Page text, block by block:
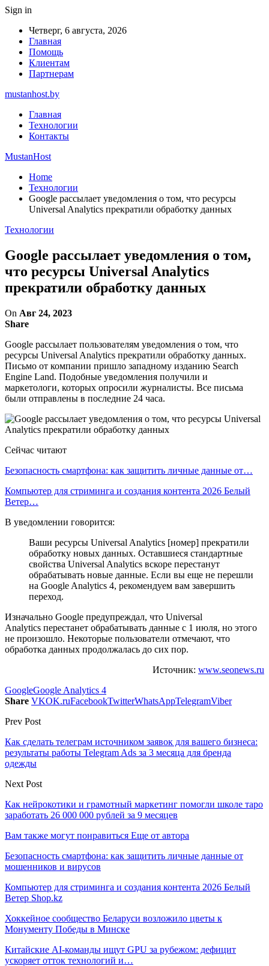
Sign in
Четверг, 6 августа, 2026
Главная
Помощь
Клиентам
Партнерам
mustanhost.by
Главная
Технологии
Контакты
MustanHost
Home
Технологии
Google рассылает уведомления о том, что ресурсы
Universal Analytics прекратили обработку данных
Технологии
Google рассылает уведомления о том,
что ресурсы Universal Analytics
прекратили обработку данных
On Авг 24, 2023
Share
Google рассылает пользователям уведомления о том, что
ресурсы Universal Analytics прекратили обработку данных.
Письмо от компании пришло западному изданию Search
Engine Land. Подобные уведомления получили и
маркетологи, которых опросили журналисты. Все письма
были отправлены в последние 24 часа.
Сейчас читают
Безопасность смартфона: как защитить личные данные от…
Компьютер для стриминга и создания контента 2026 Белый
Ветер…
В уведомлении говорится:
Ваши ресурсы Universal Analytics [номер] прекратили
обработку новых данных. Оставшиеся стандартные
свойства Universal Analytics вскоре перестанут
обрабатывать новые данные. Если вы еще не перешли
на Google Analytics 4, рекомендуем вам завершить
переход.
Изначально Google предупреждал, что Universal
Analytics перестанет обрабатывать данные с 1 июля, но этого
не произошло. Некоторые пользователи отмечают, что
обработка данных продолжалась до сих пор.
Источник: www.seonews.ru
GoogleGoogle Analytics 4
Share VKOK.ruFacebookTwitterWhatsAppTelegramViber
Prev Post
Как сделать телеграм источником заявок для вашего бизнеса:
результаты работы Telegram Ads за 3 месяца для бренда
одежды
Next Post
Как нейрокотики и грамотный маркетинг помогли школе таро
заработать 26 000 000 рублей за 9 месяцев
Вам также могут понравиться Еще от автора
Безопасность смартфона: как защитить личные данные от
мошенников и вирусов
Компьютер для стриминга и создания контента 2026 Белый
Ветер Shop.kz
Хоккейное сообщество Беларуси возложило цветы к
Монументу Победы в Минске
Китайские AI-команды ищут GPU за рубежом: дефицит
ускоряет отток технологий и…